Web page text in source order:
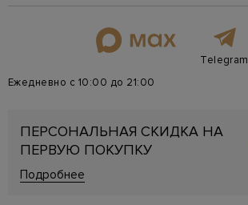
Telegram
Ежедневно с 10:00 до 21:00
ПЕРСОНАЛЬНАЯ СКИДКА НА
ПЕРВУЮ ПОКУПКУ
Подробнее